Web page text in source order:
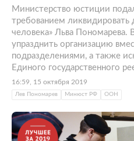
Министерство юстиции
требованием ликвидировать
человека» Льва Пономарева.
упразднить организацию
подразделениями, а также
Единого государственного
16:59, 15 октября 2019
Лев Пономарев Минюст РФ ООН